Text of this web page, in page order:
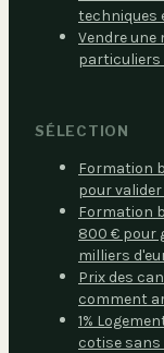
techniques
Vendre une
particuliers
SÉLECTION
Formation
pour
Formation
800 € pour
milliers
Prix des
comment
1%
cotise sans